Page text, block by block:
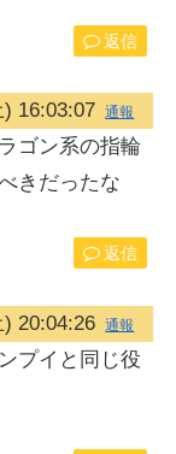
返信
16:03:07 通報
ゴン系の指輪
きだったな
返信
20:04:26 通報
プイと同じ役